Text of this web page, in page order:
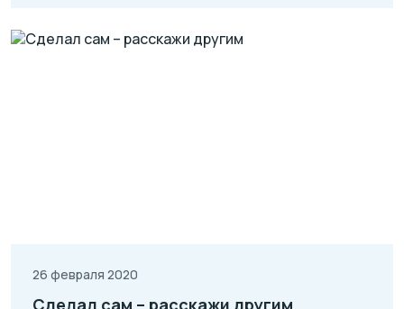
26 февраля 2020
Сделал сам – расскажи другим